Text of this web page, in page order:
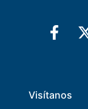
Visítanos